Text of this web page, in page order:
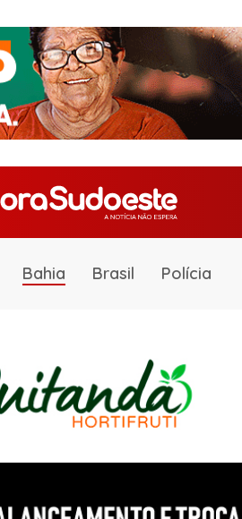
Bahia Brasil Polícia